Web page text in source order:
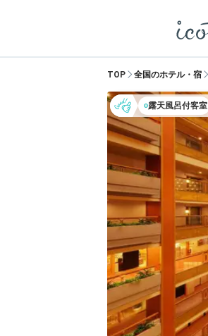
TOP 全国のホテル・宿
露天風呂付客室